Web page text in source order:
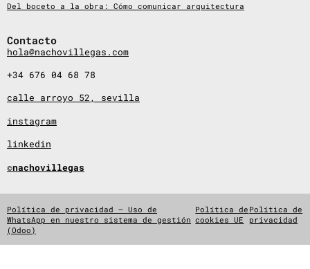
Del boceto a la obra: Cómo comunicar arquitectura
Contacto
hola@nachovillegas.com
+34 676 04 68 78
calle arroyo 52, sevilla
instagram
linkedin
©nachovillegas
Política de privacidad – Uso de
WhatsApp en nuestro sistema de gestión
(Odoo)
Política de
cookies UE
Política de
privacidad